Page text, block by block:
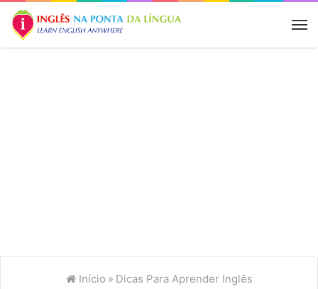
Início » Dicas Para Aprender Inglês